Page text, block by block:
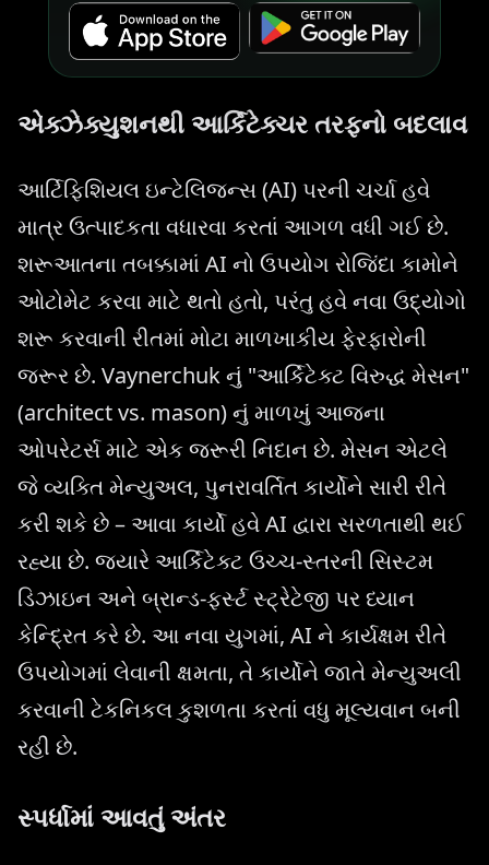
એક્ઝેક્યુશનથી આર્કિટેક્ચર તરફનો બદલાવ
આર્ટિફિશિયલ ઇન્ટેલિજન્સ (AI) પરની ચર્ચા હવે
માત્ર ઉત્પાદકતા વધારવા કરતાં આગળ વધી ગઈ છે.
શરૂઆતના તબક્કામાં AI નો ઉપયોગ રોજિંદા કામોને
ઓટોમેટ કરવા માટે થતો હતો, પરંતુ હવે નવા ઉદ્યોગો
શરૂ કરવાની રીતમાં મોટા માળખાકીય ફેરફારોની
જરૂર છે. Vaynerchuk નું "આર્કિટેક્ટ વિરુદ્ધ મેસન"
(architect vs. mason) નું માળખું આજના
ઓપરેટર્સ માટે એક જરૂરી નિદાન છે. મેસન એટલે
જે વ્યક્તિ મેન્યુઅલ, પુનરાવર્તિત કાર્યોને સારી રીતે
કરી શકે છે – આવા કાર્યો હવે AI દ્વારા સરળતાથી થઈ
રહ્યા છે. જ્યારે આર્કિટેક્ટ ઉચ્ચ-સ્તરની સિસ્ટમ
ડિઝાઇન અને બ્રાન્ડ-ફર્સ્ટ સ્ટ્રેટેજી પર ધ્યાન
કેન્દ્રિત કરે છે. આ નવા યુગમાં, AI ને કાર્યક્ષમ રીતે
ઉપયોગમાં લેવાની ક્ષમતા, તે કાર્યોને જાતે મેન્યુઅલી
કરવાની ટેકનિકલ કુશળતા કરતાં વધુ મૂલ્યવાન બની
રહી છે.
સ્પર્ધામાં આવતું અંતર